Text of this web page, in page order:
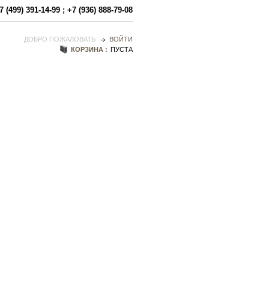
(499) 391-14-99 ; +7 (936) 888-79-08
ДОБРО ПОЖАЛОВАТЬ
ВОЙТИ
КОРЗИНА :
ПУСТА